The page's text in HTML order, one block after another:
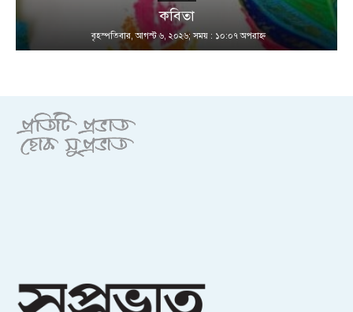
কবিতা
বৃহস্পতিবার, আগস্ট ৬, ২০২৬; সময় : ১০:০৭ অপরাহ্ণ